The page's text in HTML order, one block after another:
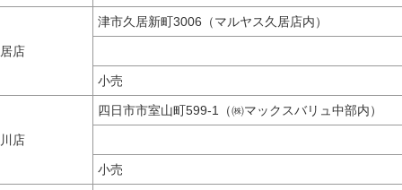
店
津市久居新町3006（マルヤス久居店内）
小売
店
四日市市室山町599-1（㈱マックスバリュ中部内）
小売